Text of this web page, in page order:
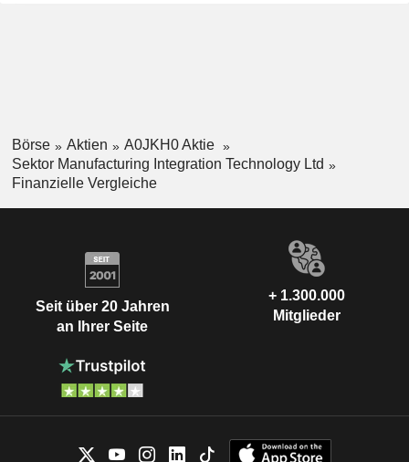
Börse Aktien
A0JKH0 Aktie
Sektor Manufacturing Integration Technology Ltd
Finanzielle Vergleiche
Seit über 20 Jahren
an Ihrer Seite
+ 1.300.000
Mitglieder